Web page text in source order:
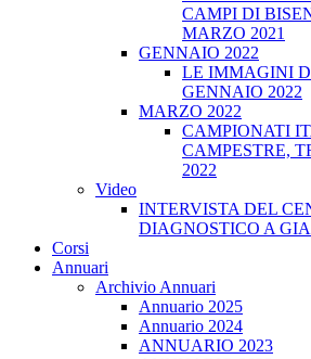
CAMPI DI
MARZO 2021
GENNAIO 2022
LE IMMAGINI
GENNAIO 2022
MARZO 2022
CAMPIONATI
CAMPESTRE,
2022
Video
INTERVISTA DEL
DIAGNOSTICO A
Corsi
Annuari
Archivio Annuari
Annuario 2025
Annuario 2024
ANNUARIO 2023